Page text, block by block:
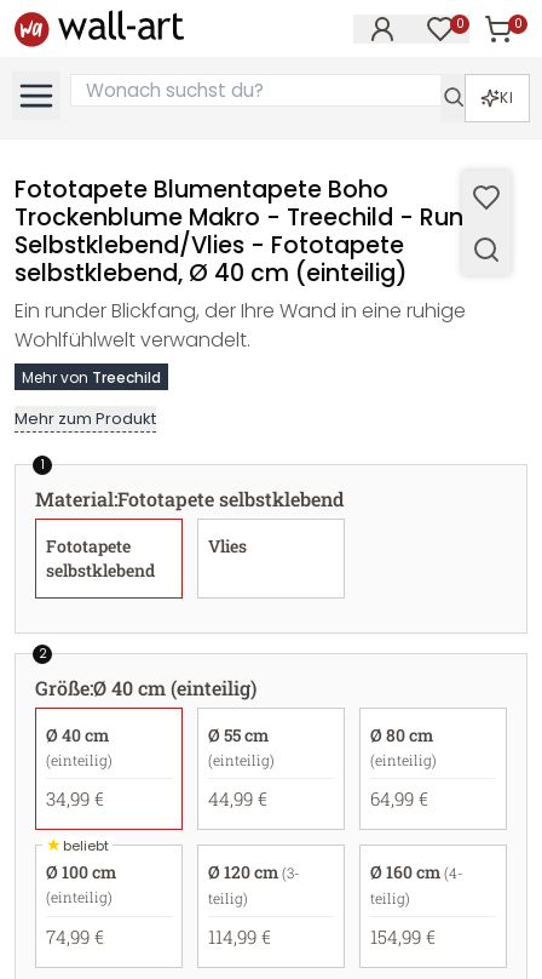
0 0
KI
Fototapete Blumentapete Boho
Trockenblume Makro - Treechild - Rund -
Selbstklebend/Vlies - Fototapete
selbstklebend, Ø 40 cm (einteilig)
Ein runder Blickfang, der Ihre Wand in eine ruhige
Wohlfühlwelt verwandelt.
Mehr von Treechild
Mehr zum Produkt
1
Material:Fototapete selbstklebend
Fototapete
selbstklebend
Vlies
2
Größe:Ø 40 cm (einteilig)
Ø 40 cm
(einteilig)
34,99 €
Ø 55 cm
(einteilig)
44,99 €
Ø 80 cm
(einteilig)
64,99 €
★beliebt
Ø 100 cm
(einteilig)
74,99 €
Ø 120 cm (3-
teilig)
114,99 €
Ø 160 cm (4-
teilig)
154,99 €